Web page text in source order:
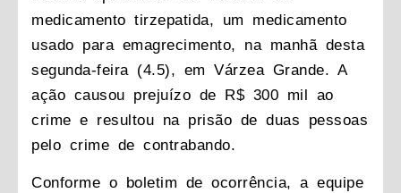
medicamento tirzepatida, um medicamento
usado para emagrecimento, na manhã desta
segunda-feira (4.5), em Várzea Grande. A
ação causou prejuízo de R$ 300 mil ao
crime e resultou na prisão de duas pessoas
pelo crime de contrabando.
Conforme o boletim de ocorrência, a equipe